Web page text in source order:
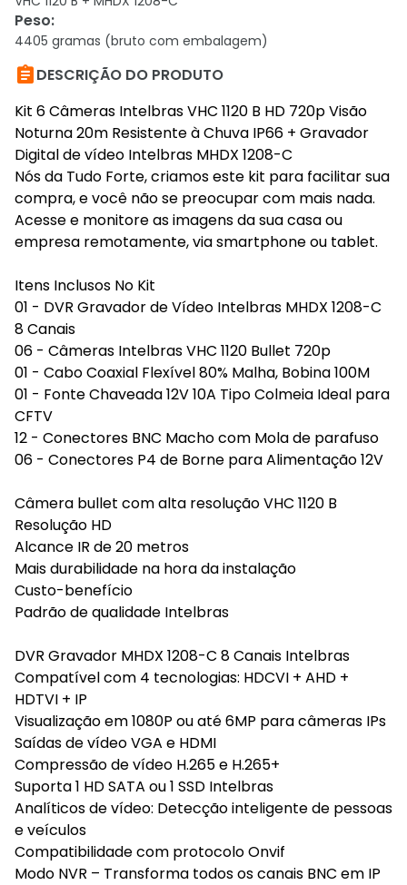
Peso:
4405 gramas (bruto com embalagem)
DESCRIÇÃO DO PRODUTO
Kit 6 Câmeras Intelbras VHC 1120 B HD 720p Visão
Noturna 20m Resistente à Chuva IP66 + Gravador
Digital de vídeo Intelbras MHDX 1208-C
Nós da Tudo Forte, criamos este kit para facilitar sua
compra, e você não se preocupar com mais nada.
Acesse e monitore as imagens da sua casa ou
empresa remotamente, via smartphone ou tablet.
Itens Inclusos No Kit
01 - DVR Gravador de Vídeo Intelbras MHDX 1208-C
8 Canais
06 - Câmeras Intelbras VHC 1120 Bullet 720p
01 - Cabo Coaxial Flexível 80% Malha, Bobina 100M
01 - Fonte Chaveada 12V 10A Tipo Colmeia Ideal para
CFTV
12 - Conectores BNC Macho com Mola de parafuso
06 - Conectores P4 de Borne para Alimentação 12V
Câmera bullet com alta resolução VHC 1120 B
Resolução HD
Alcance IR de 20 metros
Mais durabilidade na hora da instalação
Custo-benefício
Padrão de qualidade Intelbras
DVR Gravador MHDX 1208-C 8 Canais Intelbras
Compatível com 4 tecnologias: HDCVI + AHD +
HDTVI + IP
Visualização em 1080P ou até 6MP para câmeras IPs
Saídas de vídeo VGA e HDMI
Compressão de vídeo H.265 e H.265+
Suporta 1 HD SATA ou 1 SSD Intelbras
Analíticos de vídeo: Detecção inteligente de pessoas
e veículos
Compatibilidade com protocolo Onvif
Modo NVR – Transforma todos os canais BNC em IP